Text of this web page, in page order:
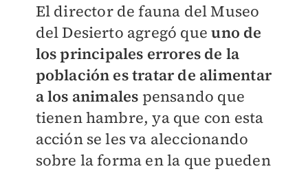
El director de fauna del Museo
del Desierto agregó queuno de
los principales errores de la
población es tratar de alimentar
a los animales pensando que
tienen hambre, ya que con esta
acción se les va aleccionando
sobre la forma en la que pueden